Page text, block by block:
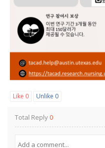
Like 0 Unlike 0
Total Reply0